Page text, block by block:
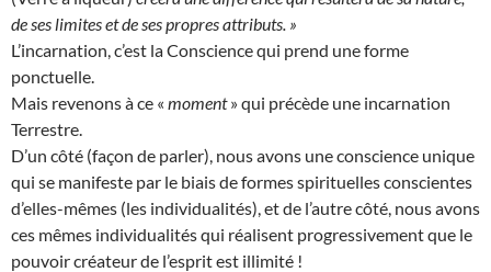
de ses limites et de ses propres attributs. »
L’incarnation, c’est la Conscience qui prend une forme
ponctuelle.
Mais revenons à ce « moment» qui précède une incarnation
Terrestre.
D’un côté (façon de parler), nous avons une conscience unique
qui se manifeste par le biais de formes spirituelles conscientes
d’elles-mêmes (les individualités), et de l’autre côté, nous avons
ces mêmes individualités qui réalisent progressivement que le
pouvoir créateur de l’esprit est illimité !